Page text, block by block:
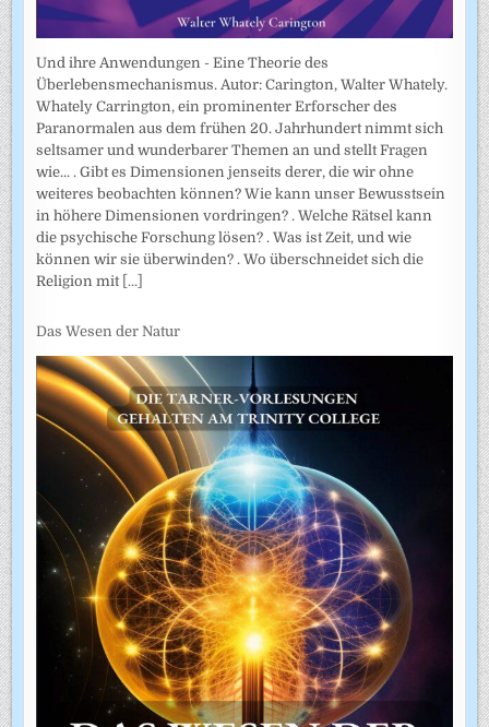
Und ihre Anwendungen - Eine Theorie des
Überlebensmechanismus. Autor: Carington, Walter Whately.
Whately Carrington, ein prominenter Erforscher des
Paranormalen aus dem frühen 20. Jahrhundert nimmt sich
seltsamer und wunderbarer Themen an und stellt Fragen
wie... . Gibt es Dimensionen jenseits derer, die wir ohne
weiteres beobachten können? Wie kann unser Bewusstsein
in höhere Dimensionen vordringen? . Welche Rätsel kann
die psychische Forschung lösen? . Was ist Zeit, und wie
können wir sie überwinden? . Wo überschneidet sich die
Religion mit [...]
Das Wesen der Natur